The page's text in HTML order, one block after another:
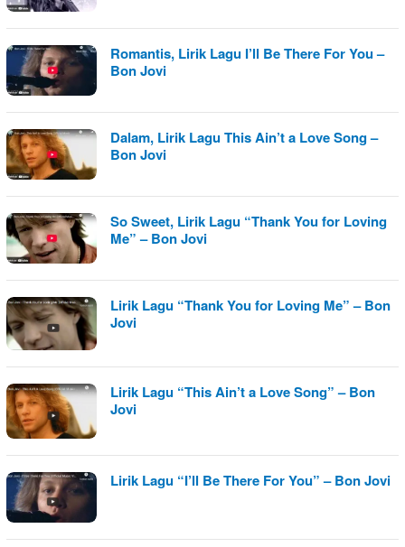
Romantis, Lirik Lagu I’ll Be There For You –
Bon Jovi
Dalam, Lirik Lagu This Ain’t a Love Song –
Bon Jovi
So Sweet, Lirik Lagu “Thank You for Loving
Me” – Bon Jovi
Lirik Lagu “Thank You for Loving Me” – Bon
Jovi
Lirik Lagu “This Ain’t a Love Song” – Bon
Jovi
Lirik Lagu “I’ll Be There For You” – Bon Jovi